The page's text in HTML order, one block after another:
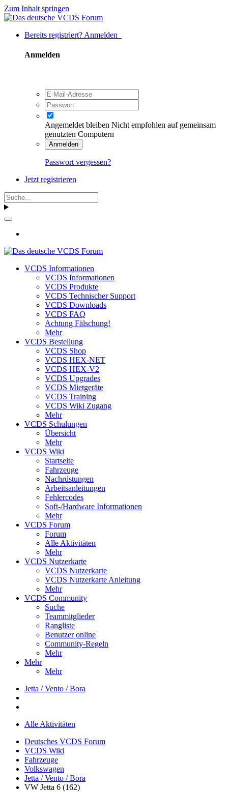
Zum Inhalt springen
Bereits registriert? Anmelden
Anmelden
Angemeldet bleiben Nicht empfohlen auf gemeinsam
genutzten Computern
Anmelden
Passwort vergessen?
Jetzt registrieren
VCDS Informationen
VCDS Informationen
VCDS Produkte
VCDS Technischer Support
VCDS Downloads
VCDS FAQ
Achtung Fälschung!
Mehr
VCDS Bestellung
VCDS Shop
VCDS HEX-NET
VCDS HEX-V2
VCDS Upgrades
VCDS Mietgeräte
VCDS Training
VCDS Wiki Zugang
Mehr
VCDS Schulungen
Übersicht
Mehr
VCDS Wiki
Startseite
Fahrzeuge
Nachrüstungen
Arbeitsanleitungen
Fehlercodes
Soft-/Hardware Informationen
Mehr
VCDS Forum
Forum
Alle Aktivitäten
Mehr
VCDS Nutzerkarte
VCDS Nutzerkarte
VCDS Nutzerkarte Anleitung
Mehr
VCDS Community
Suche
Teammitglieder
Rangliste
Benutzer online
Community-Regeln
Mehr
Mehr
Mehr
Jetta / Vento / Bora
Alle Aktivitäten
Deutsches VCDS Forum
VCDS Wiki
Fahrzeuge
Volkswagen
Jetta / Vento / Bora
VW Jetta 6 (162)